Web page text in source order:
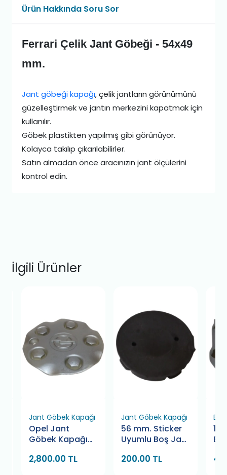
Ürün Hakkında Soru Sor
Ferrari Çelik Jant Göbeği - 54x49
mm.
Jant göbeği kapağı, çelik jantların görünümünü
güzelleştirmek ve jantın merkezini kapatmak için
kullanılır.
Göbek plastikten yapılmış gibi görünüyor.
Kolayca takılıp çıkarılabilirler.
Satın almadan önce aracınızın jant ölçülerini
kontrol edin.
İlgili Ürünler
Jant Göbek Kapağı
Opel Jant
Göbek Kapağı
2,800.00 TL
Jant Göbek Kapağı
56 mm. Sticker
Uyumlu Boş Jant
(4 Adet)
200.00 TL